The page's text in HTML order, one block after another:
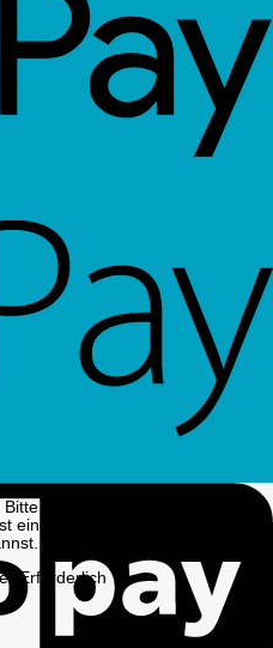
gib deinen Benutzernamen
einen Link per E-Mail, womit du
Erforderlich